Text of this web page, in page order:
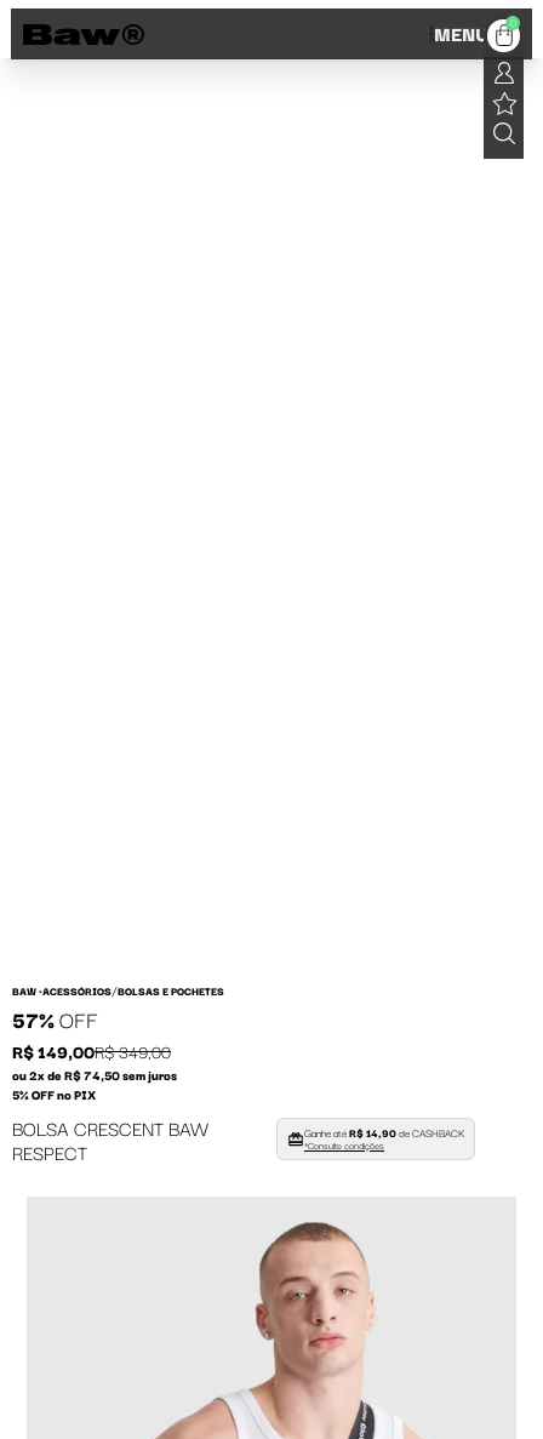
MENU 0
BAW •ACESSÓRIOS/BOLSAS E POCHETES
57%OFF
R$ 149,00R$ 349,00
ou 2x de R$ 74,50 sem juros
5% OFF no PIX
BOLSA CRESCENT BAW
RESPECT
Ganhe atéR$ 14,90de CASHBACK
*Consulte condições